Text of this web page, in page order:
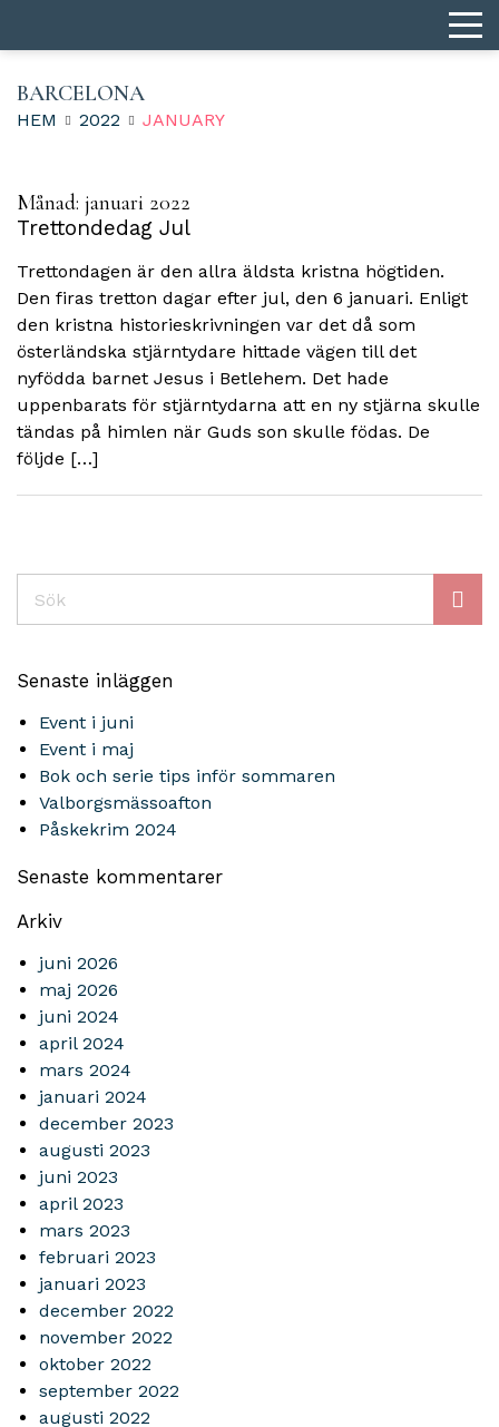
BARCELONA
HEM 2022 JANUARY
Månad: januari 2022
Trettondedag Jul
Trettondagen är den allra äldsta kristna högtiden.
Den firas tretton dagar efter jul, den 6 januari. Enligt
den kristna historieskrivningen var det då som
österländska stjärntydare hittade vägen till det
nyfödda barnet Jesus i Betlehem. Det hade
uppenbarats för stjärntydarna att en ny stjärna skulle
tändas på himlen när Guds son skulle födas. De
följde […]
Senaste inläggen
Event i juni
Event i maj
Bok och serie tips inför sommaren
Valborgsmässoafton
Påskekrim 2024
Senaste kommentarer
Arkiv
juni 2026
maj 2026
juni 2024
april 2024
mars 2024
januari 2024
december 2023
augusti 2023
juni 2023
april 2023
mars 2023
februari 2023
januari 2023
december 2022
november 2022
oktober 2022
september 2022
augusti 2022